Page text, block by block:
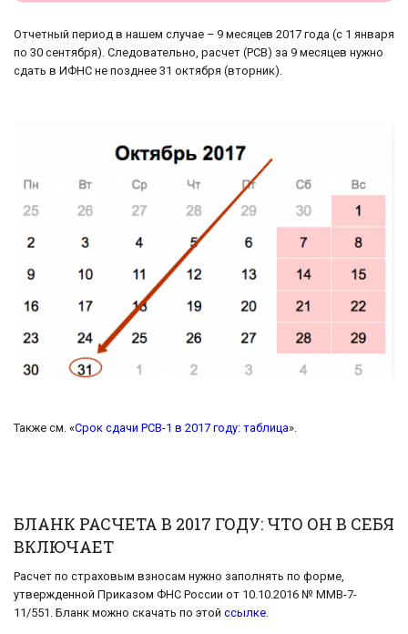
Отчетный период в нашем случае – 9 месяцев 2017 года (с 1 января
по 30 сентября). Следовательно, расчет (РСВ) за 9 месяцев нужно
сдать в ИФНС не позднее 31 октября (вторник).
Также см. «Срок сдачи РСВ-1 в 2017 году: таблица».
БЛАНК РАСЧЕТА В 2017 ГОДУ: ЧТО ОН В СЕБЯ
ВКЛЮЧАЕТ
Расчет по страховым взносам нужно заполнять по форме,
утвержденной Приказом ФНС России от 10.10.2016 № ММВ-7-
11/551. Бланк можно скачать по этой ссылке.